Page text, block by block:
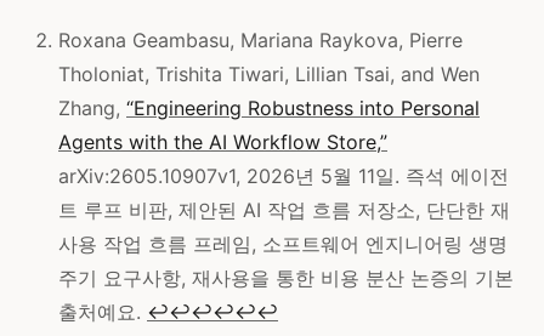
Roxana Geambasu, Mariana Raykova, Pierre
Tholoniat, Trishita Tiwari, Lillian Tsai, and Wen
Zhang, “Engineering Robustness into Personal
Agents with the AI Workflow Store,”
arXiv:2605.10907v1, 2026년 5월 11일. 즉석 에이전
트 루프 비판, 제안된 AI 작업 흐름 저장소, 단단한 재
사용 작업 흐름 프레임, 소프트웨어 엔지니어링 생명
주기 요구사항, 재사용을 통한 비용 분산 논증의 기본
출처예요. ↩↩↩↩↩↩